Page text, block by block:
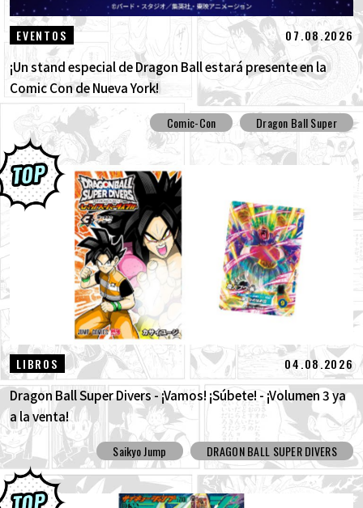
EVENTOS 07.08.2026
¡Un stand especial de Dragon Ball estará presente en la
Comic Con de Nueva York!
Comic-Con Dragon Ball Super
LIBROS 04.08.2026
Dragon Ball Super Divers - ¡Vamos! ¡Súbete! - ¡Volumen 3 ya
a la venta!
Saikyo Jump DRAGON BALL SUPER DIVERS